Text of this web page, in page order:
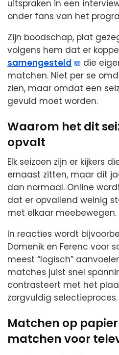
uitspraken in een
onder fans van het
Zijn boodschap, plat
volgens hem dat er
samengesteld
die
matchen. Niet per se
zien, maar omdat een
gevuld moet worden.
Waarom het dit
opvalt
Elk seizoen zijn er kijkers
ernaast zitten, maar dit
dan normaal. Online
dat er opvallend weinig
met elkaar meebewegen.
In reacties wordt
Domenik en Ferenc voor
meest “logisch”
matches juist snel
contrasteert met het
zorgvuldig selectieproces.
Matchen op
matchen voor